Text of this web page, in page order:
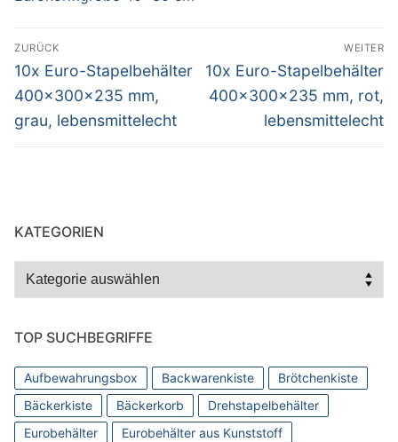
Beitragsnavigation
ZURÜCK
Vorheriger
Beitrag:
10x Euro-Stapelbehälter
400x300x235 mm,
grau, lebensmittelecht
WEITER
Nächster
Beitrag:
10x Euro-Stapelbehälter
400x300x235 mm, rot,
lebensmittelecht
KATEGORIEN
Kategorien
TOP SUCHBEGRIFFE
Aufbewahrungsbox Backwarenkiste
Brötchenkiste
Bäckerkiste
Bäckerkorb
Drehstapelbehälter
Eurobehälter
Eurobehälter aus Kunststoff